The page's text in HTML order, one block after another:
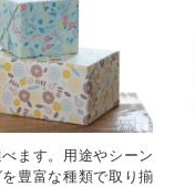
ます。用途やシーン
豊富な種類で取り揃